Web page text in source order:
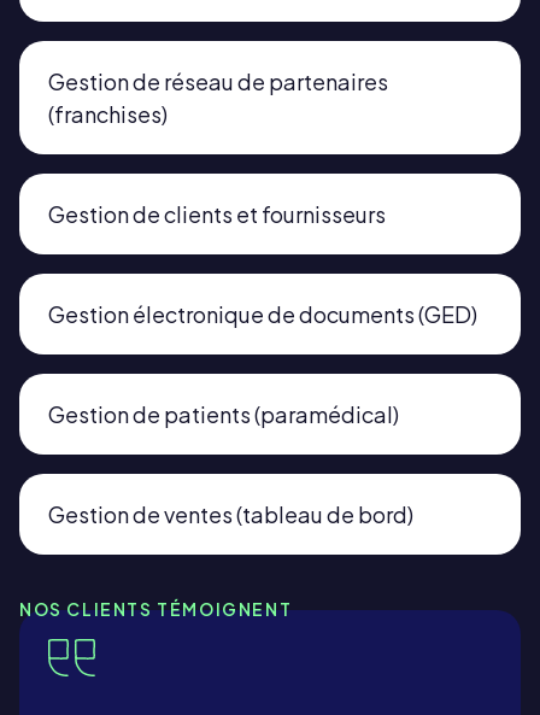
Gestion de réseau de partenaires
(franchises)
Gestion de clients et fournisseurs
Gestion électronique de documents (GED)
Gestion de patients (paramédical)
Gestion de ventes (tableau de bord)
NOS CLIENTS TÉMOIGNENT